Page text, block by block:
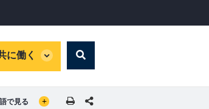
に働く
global
Search
LANGUAGE TOGGLER
で見る SHARE THIS PAGE